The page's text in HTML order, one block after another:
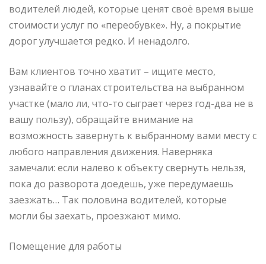
водителей людей, которые ценят своё время выше
стоимости услуг по «переобувке». Ну, а покрытие
дорог улучшается редко. И ненадолго.
Вам клиентов точно хватит – ищите место,
узнавайте о планах строительства на выбранном
участке (мало ли, что-то сыграет через год-два не в
вашу пользу), обращайте внимание на
возможность завернуть к выбранному вами месту с
любого направления движения. Наверняка
замечали: если налево к объекту свернуть нельзя,
пока до разворота доедешь, уже передумаешь
заезжать… Так половина водителей, которые
могли бы заехать, проезжают мимо.
Помещение для работы